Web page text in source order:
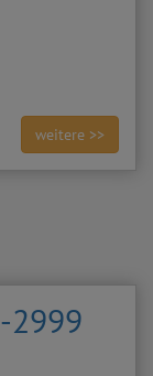
weitere >>
2999